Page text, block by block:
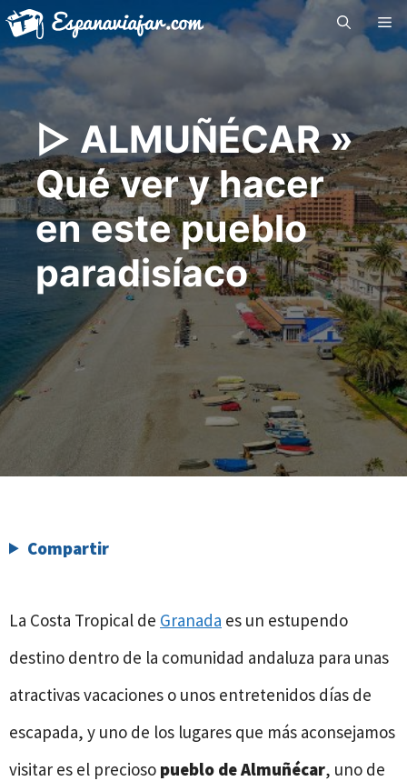
Saltar
al
contenido
▷ ALMUÑÉCAR »
Qué ver y hacer
en este pueblo
paradisíaco
Compartir
La Costa Tropical de Granada es un estupendo
destino dentro de la comunidad andaluza para unas
atractivas vacaciones o unos entretenidos días de
escapada, y uno de los lugares que más aconsejamos
visitar es el precioso pueblo de Almuñécar, uno de